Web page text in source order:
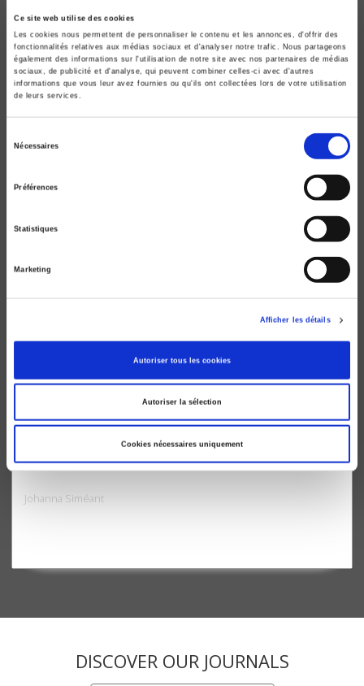
Ce site web utilise des cookies
Les cookies nous permettent de personnaliser le contenu et les annonces, d'offrir des
fonctionnalités relatives aux médias sociaux et d'analyser notre trafic. Nous partageons
également des informations sur l'utilisation de notre site avec nos partenaires de médias
sociaux, de publicité et d'analyse, qui peuvent combiner celles-ci avec d'autres
informations que vous leur avez fournies ou qu'ils ont collectées lors de votre utilisation
de leurs services.
Nécessaires
Préférences
Statistiques
Marketing
Afficher les détails
Autoriser tous les cookies
Autoriser la sélection
Cookies nécessaires uniquement
Le travail humanitaire
Pascal Dauvin, Johanna Siméant
Johanna Siméant
DISCOVER OUR JOURNALS